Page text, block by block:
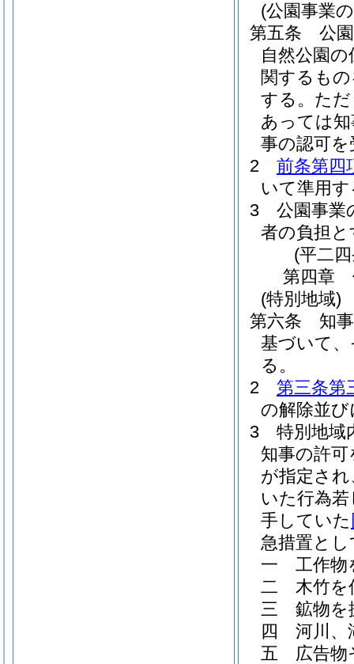
(公園事業
第五条
公
自然公園
関するも
する。 た
あっては
事の認可
2
前条第四
いて準用
3
公園事業
者の負担
(平二
第四章
(特別地域)
第六条
知
基づいて
る。
2
第三条第
の解除並
3
特別地域
知事の許
が指定さ
いた行為
手していた
急措置と
一
工作物
二
木竹を
三
鉱物を
四
河川、
五
広告